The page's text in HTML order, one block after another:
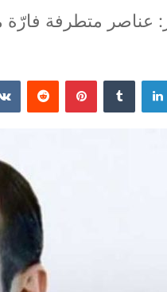
متطرفة فارّة
لينكدإن بينتيريست